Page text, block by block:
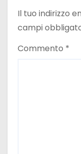
Il tuo indirizzo
campi
Commento *